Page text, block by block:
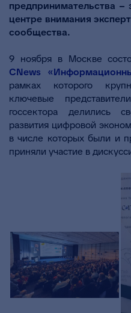
предпринимательства
центре внимания
сообщества.
9 ноября в Москве
CNews
рамках которого
ключевые
госсектора делились
развития цифровой
в числе которых были и
приняли участие в